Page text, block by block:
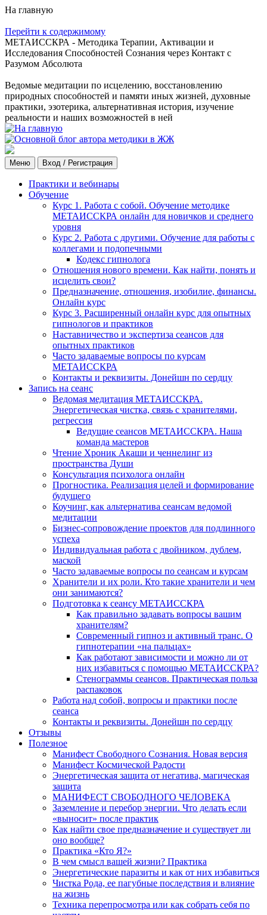
На главную
Перейти к содержимому
МЕТАИССКРА - Методика Терапии, Активации и
Исследования Способностей Сознания через Контакт с
Разумом Абсолюта
Ведомые медитации по исцелению, восстановлению
природных способностей и памяти иных жизней, духовные
практики, эзотерика, альтернативная история, изучение
реальности и наших возможностей в ней
Меню Вход / Регистрация
Практики и вебинары
Обучение
Курс 1. Работа с собой. Обучение методике
МЕТАИССКРА онлайн для новичков и среднего
уровня
Курс 2. Работа с другими. Обучение для работы с
коллегами и подопечными
Кодекс гипнолога
Отношения нового времени. Как найти, понять и
исцелить свои?
Предназначение, отношения, изобилие, финансы.
Онлайн курс
Курс 3. Расширенный онлайн курс для опытных
гипнологов и практиков
Наставничество и экспертиза сеансов для
опытных практиков
Часто задаваемые вопросы по курсам
МЕТАИССКРА
Контакты и реквизиты. Донейшн по сердцу
Запись на сеанс
Ведомая медитация МЕТАИССКРА.
Энергетическая чистка, связь с хранителями,
регрессия
Ведущие сеансов МЕТАИССКРА. Наша
команда мастеров
Чтение Хроник Акаши и ченнелинг из
пространства Души
Консультация психолога онлайн
Прогностика. Реализация целей и формирование
будущего
Коучинг, как альтернатива сеансам ведомой
медитации
Бизнес-сопровождение проектов для подлинного
успеха
Индивидуальная работа с двойником, дублем,
маской
Часто задаваемые вопросы по сеансам и курсам
Хранители и их роли. Кто такие хранители и чем
они занимаются?
Подготовка к сеансу МЕТАИССКРА
Как правильно задавать вопросы вашим
хранителям?
Современный гипноз и активный транс. О
гипнотерапии «на пальцах»
Как работают зависимости и можно ли от
них избавиться с помощью МЕТАИССКРА?
Стенограммы сеансов. Практическая польза
распаковок
Работа над собой, вопросы и практики после
сеанса
Контакты и реквизиты. Донейшн по сердцу
Отзывы
Полезное
Манифест Свободного Сознания. Новая версия
Манифест Космической Радости
Энергетическая защита от негатива, магическая
защита
МАНИФЕСТ СВОБОДНОГО ЧЕЛОВЕКА
Заземление и перебор энергии. Что делать если
«выносит» после практик
Как найти свое предназначение и существует ли
оно вообще?
Практика «Кто Я?»
В чем смысл вашей жизни? Практика
Энергетические паразиты и как от них избавиться
Чистка Рода, ее пагубные последствия и влияние
на жизнь
Техника перепросмотра или как собрать себя по